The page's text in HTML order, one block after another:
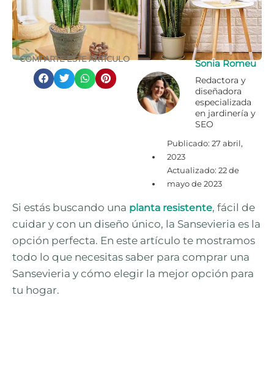
Sonia Romeu
Redactora y
diseñadora
especializada
en jardinería y
SEO
Publicado: 27 abril,
2023
Actualizado: 22 de
mayo de 2023
COMPARTE ESTE ARTÍCULO
Si estás buscando una planta resistente, fácil de
cuidar y con un diseño único, la Sansevieria es la
opción perfecta. En este artículo te mostramos
todo lo que necesitas saber para comprar una
Sansevieria y cómo elegir la mejor opción para
tu hogar.